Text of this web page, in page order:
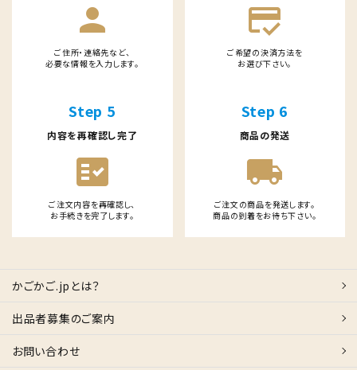
person
ご住所・連絡先など、
必要な情報を入力します。
credit_score
ご希望の決済方法を
お選び下さい。
Step 5
内容を再確認し完了
fact_check
ご注文内容を再確認し、
お手続きを完了します。
Step 6
商品の発送
local_shipping
ご注文の商品を発送します。
商品の到着をお待ち下さい。
かごかご.jpとは？
出品者募集のご案内
お問い合わせ